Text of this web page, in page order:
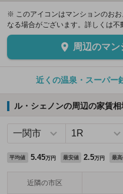
※ このアイコンはマンションのお
なる場合がございます。詳しくは不
周辺のマ
近くの温泉・スーパー
ル・シェノンの周辺の家賃相
平均値 5.45万円 最安値 2.5万円 最高
近隣の市区